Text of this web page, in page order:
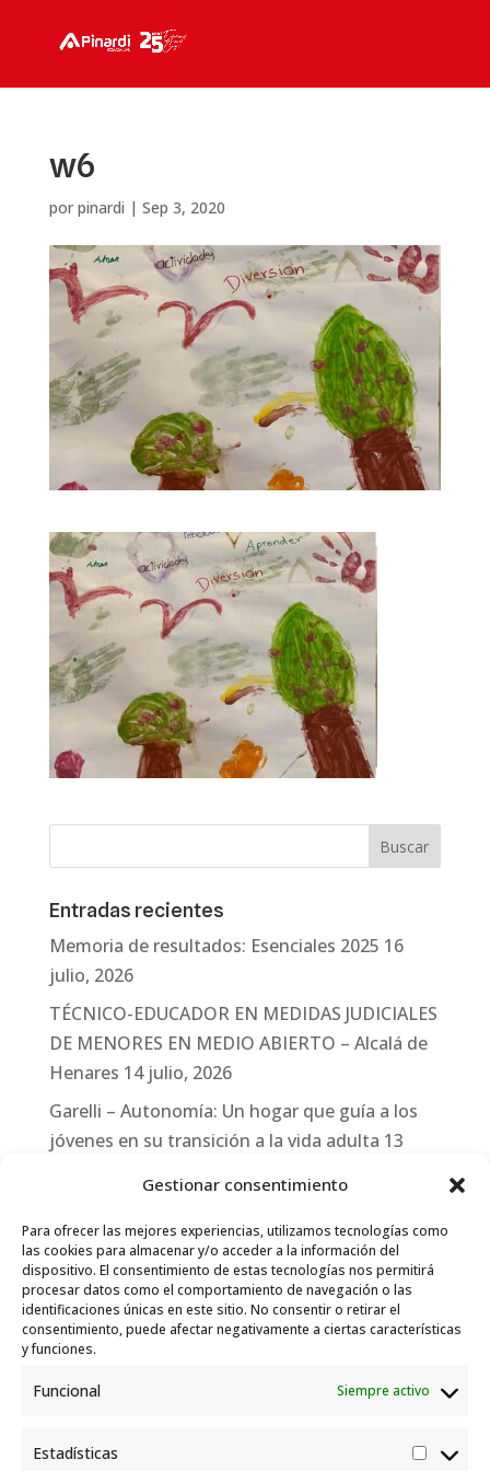
Gestionar consentimiento
Para ofrecer las mejores experiencias, utilizamos tecnologías como
las cookies para almacenar y/o acceder a la información del
dispositivo. El consentimiento de estas tecnologías nos permitirá
procesar datos como el comportamiento de navegación o las
identificaciones únicas en este sitio. No consentir o retirar el
consentimiento, puede afectar negativamente a ciertas características
y funciones.
Funcional Siempre activo
Estadísticas
w6
por pinardi | Sep 3, 2020
Entradas recientes
Memoria de resultados: Esenciales 2025 16
julio, 2026
TÉCNICO-EDUCADOR EN MEDIDAS JUDICIALES
DE MENORES EN MEDIO ABIERTO – Alcalá de
Henares 14 julio, 2026
Garelli – Autonomía: Un hogar que guía a los
jóvenes en su transición a la vida adulta 13
Garelli-Refugio: Acciones de empleo en el
marco del Sistema de Acogida de Protección
Internacional 10 julio, 2026